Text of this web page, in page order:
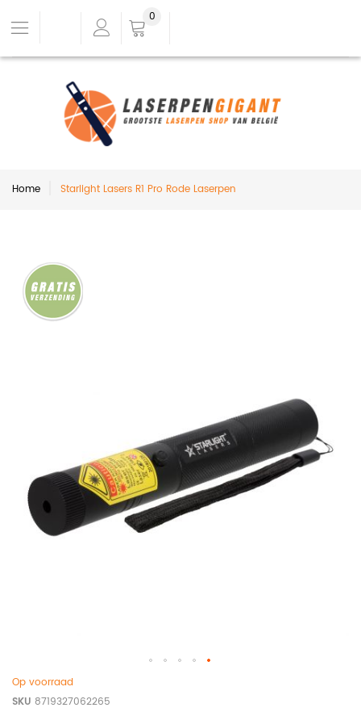
0
Home Starlight Lasers R1 Pro Rode Laserpen
Op voorraad
SKU 8719327062265